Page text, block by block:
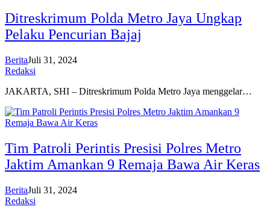
Ditreskrimum Polda Metro Jaya Ungkap
Pelaku Pencurian Bajaj
BeritaJuli 31, 2024
Redaksi
JAKARTA, SHI – Ditreskrimum Polda Metro Jaya menggelar…
Tim Patroli Perintis Presisi Polres Metro
Jaktim Amankan 9 Remaja Bawa Air Keras
BeritaJuli 31, 2024
Redaksi